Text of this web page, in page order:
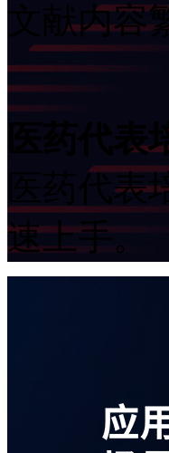
文献内容
医药代表
医药代表
速上手。